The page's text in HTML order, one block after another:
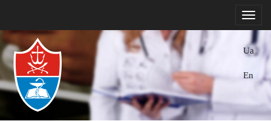
Ua
En